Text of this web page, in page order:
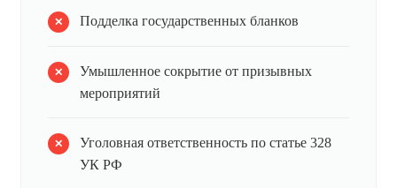
Подделка государственных бланков
Умышленное сокрытие от призывных
мероприятий
Уголовная ответственность по статье 328
УК РФ